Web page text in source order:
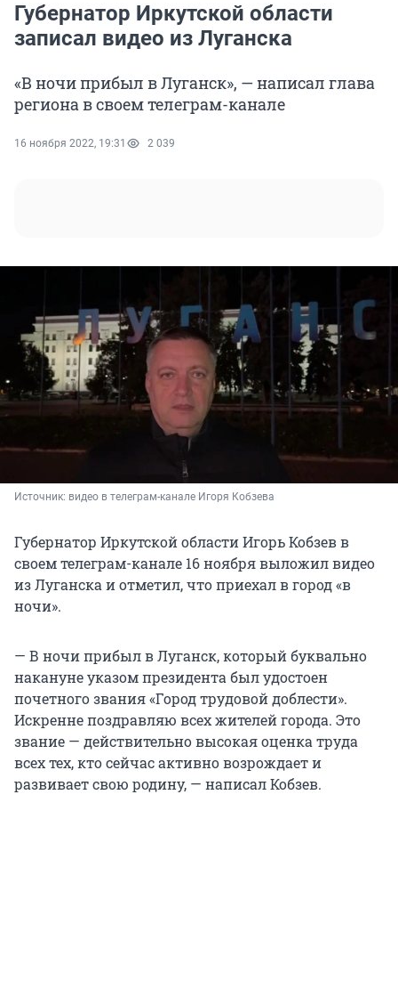
Губернатор Иркутской области
записал видео из Луганска
«В ночи прибыл в Луганск», — написал глава
региона в своем телеграм-канале
16 ноября 2022, 19:31 2 039
Источник: видео в телеграм-канале Игоря Кобзева
Губернатор Иркутской области Игорь Кобзев в
своем телеграм-канале 16 ноября выложил видео
из Луганска и отметил, что приехал в город «в
ночи».
— В ночи прибыл в Луганск, который буквально
накануне указом президента был удостоен
почетного звания «Город трудовой доблести».
Искренне поздравляю всех жителей города. Это
звание — действительно высокая оценка труда
всех тех, кто сейчас активно возрождает и
развивает свою родину, — написал Кобзев.